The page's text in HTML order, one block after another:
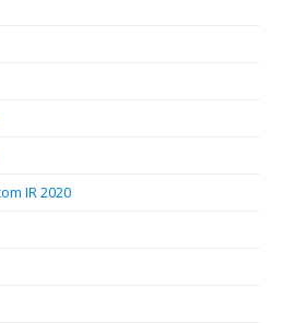
IR 2020